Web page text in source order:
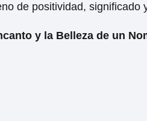
de positividad, significado
y la Belleza de un